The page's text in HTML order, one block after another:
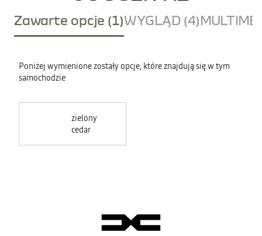
Zawarte opcje (1)WYGLĄD (4)
Poniżej wymienione zostały opcje, które znajdują się w tym
samochodzie
zielony
cedar